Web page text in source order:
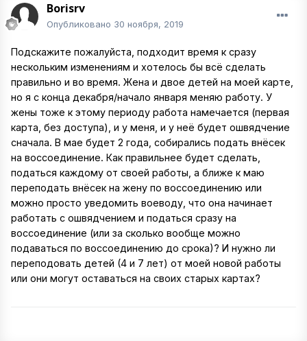
Borisrv
Опубликовано 30 ноября, 2019
Подскажите пожалуйста, подходит время к сразу
нескольким изменениям и хотелось бы всё сделать
правильно и во время. Жена и двое детей на моей карте,
но я с конца декабря/начало января меняю работу. У
жены тоже к этому периоду работа намечается (первая
карта, без доступа), и у меня, и у неё будет ошвядчение
сначала. В мае будет 2 года, собирались подать внёсек
на воссоединение. Как правильнее будет сделать,
податься каждому от своей работы, а ближе к маю
переподать внёсек на жену по воссоединению или
можно просто уведомить воеводу, что она начинает
работать с ошвядчением и податься сразу на
воссоединение (или за сколько вообще можно
подаваться по воссоединению до срока)? И нужно ли
переподовать детей (4 и 7 лет) от моей новой работы
или они могут оставаться на своих старых картах?